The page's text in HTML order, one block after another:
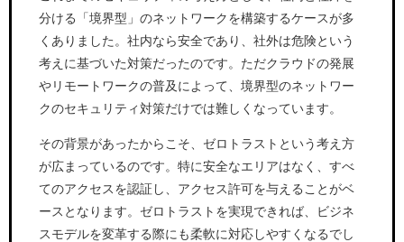
分ける「境界型」のネットワークを構築するケースが多
くありました。社内なら安全であり、社外は危険という
考えに基づいた対策だったのです。ただクラウドの発展
やリモートワークの普及によって、境界型のネットワー
クのセキュリティ対策だけでは難しくなっています。
その背景があったからこそ、ゼロトラストという考え方
が広まっているのです。特に安全なエリアはなく、すべ
てのアクセスを認証し、アクセス許可を与えることがベ
ースとなります。ゼロトラストを実現できれば、ビジネ
スモデルを変革する際にも柔軟に対応しやすくなるでし